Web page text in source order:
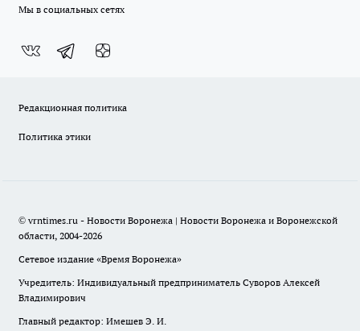
Мы в социальных сетях
Редакционная политика
Политика этики
© vrntimes.ru - Новости Воронежа | Новости Воронежа и Воронежской
области, 2004-2026
Сетевое издание «Время Воронежа»
Учредитель: Индивидуальный предприниматель Суворов Алексей
Владимирович
Главный редактор: Имешев Э. И.